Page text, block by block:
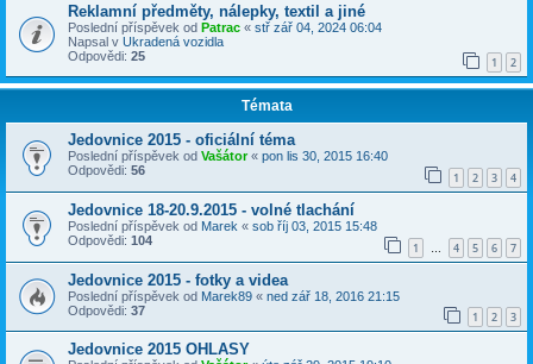
Reklamní předměty, nálepky, textil a jiné
Poslední příspěvek od Patrac « stř zář 04, 2024 06:04
Napsal v Ukradená vozidla
Odpovědi: 25 1 2
Témata
Jedovnice 2015 - oficiální téma
Poslední příspěvek od Vašátor« pon lis 30, 2015 16:40
Odpovědi: 56 1 2 3 4
Jedovnice 18-20.9.2015 - volné tlachání
Poslední příspěvek od Marek « sob říj 03, 2015 15:48
Odpovědi: 104 1 … 4 5 6 7
Jedovnice 2015 - fotky a videa
Poslední příspěvek od Marek89 « ned zář 18, 2016 21:15
Odpovědi: 37 1 2 3
Jedovnice 2015 OHLASY